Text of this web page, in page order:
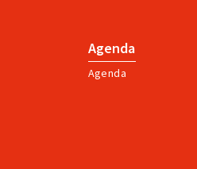
Agenda
Agenda